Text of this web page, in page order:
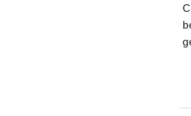
uitgegeven door